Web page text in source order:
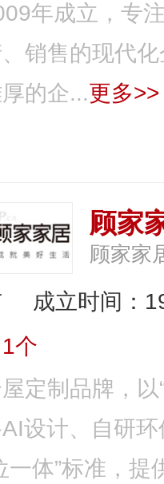
年成立，专
销售的现代
的企...更多>>
顾家
顾家家
成立时间：
1个
定制品牌，以
设计、自研
一体”标准，